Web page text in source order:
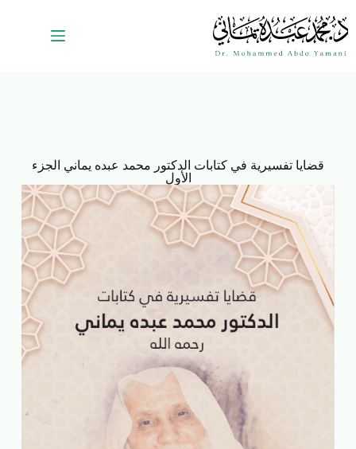
قضايا تفسيرية في كتابات الدكتور محمد عبده يماني الجزء
الأول